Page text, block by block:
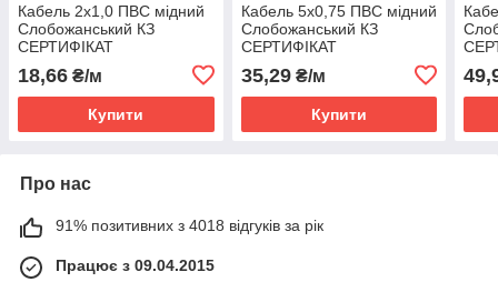
Кабель 2х1,0 ПВС мідний
Слобожанський КЗ
СЕРТИФІКАТ
18,66 ₴/м
Купити
Кабель 5х0,75 ПВС мідний
Слобожанський КЗ
СЕРТИФІКАТ
35,29₴/м
Купити
Про нас
91% позитивних з 4018 відгуків за рік
Працює з 09.04.2015